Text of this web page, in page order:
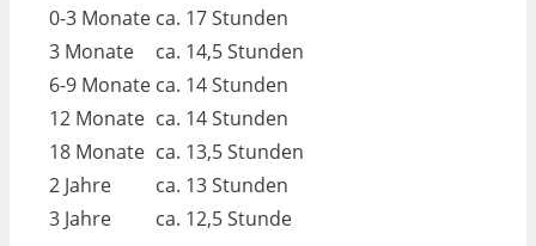
0-3 Monate ca. 17 Stunden
3 Monate
ca. 14,5 Stunden
6-9 Monate ca. 14 Stunden
12 Monate ca. 14 Stunden
18 Monate ca. 13,5 Stunden
2 Jahre
ca. 13 Stunden
3 Jahre
ca. 12,5 Stunde